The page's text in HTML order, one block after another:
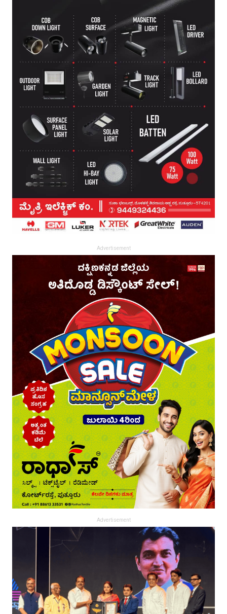
Advertisement
Advertisement